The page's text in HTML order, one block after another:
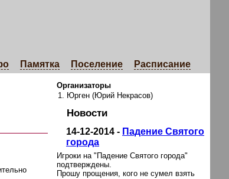
Памятка Поселение Расписание
Организаторы
Юрген (Юрий Некрасов)
Новости
14-12-2014 - Падение Святого
города
Игроки на "Падение Святого города"
подтверждены.
Прошу прощения, кого не сумел взять